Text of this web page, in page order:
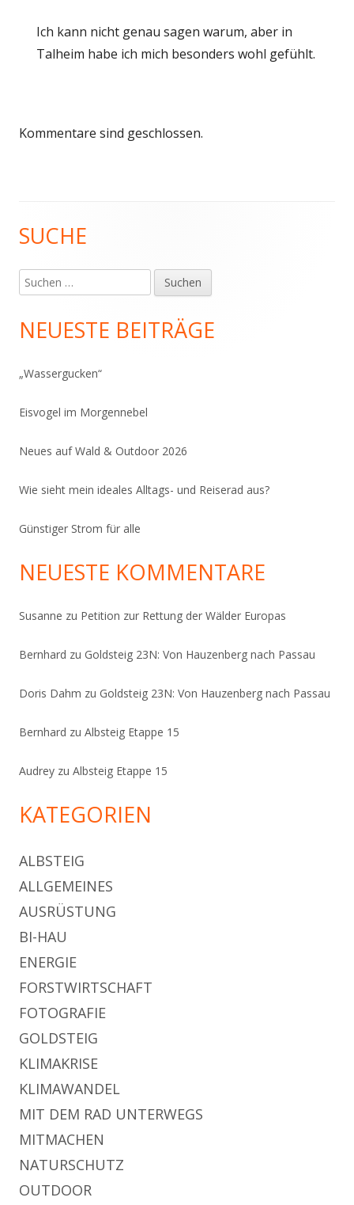
Ich kann nicht genau sagen warum, aber in
Talheim habe ich mich besonders wohl gefühlt.
Kommentare sind geschlossen.
Haupt-
Seitenleiste
SUCHE
Suchen
nach:
NEUESTE BEITRÄGE
„Wassergucken“
Eisvogel im Morgennebel
Neues auf Wald & Outdoor 2026
Wie sieht mein ideales Alltags- und Reiserad aus?
Günstiger Strom für alle
NEUESTE KOMMENTARE
Susanne zu Petition zur Rettung der Wälder Europas
Bernhard zu Goldsteig 23N: Von Hauzenberg nach Passau
Doris Dahm zu Goldsteig 23N: Von Hauzenberg nach Passau
Bernhard zu Albsteig Etappe 15
Audrey zu Albsteig Etappe 15
KATEGORIEN
ALBSTEIG
ALLGEMEINES
AUSRÜSTUNG
BI-HAU
ENERGIE
FORSTWIRTSCHAFT
FOTOGRAFIE
GOLDSTEIG
KLIMAKRISE
KLIMAWANDEL
MIT DEM RAD UNTERWEGS
MITMACHEN
NATURSCHUTZ
OUTDOOR